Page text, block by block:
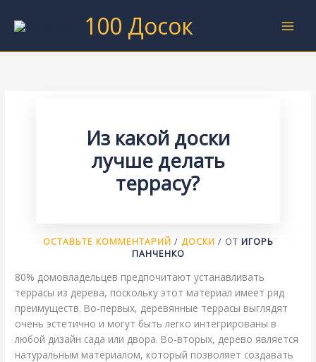
100 Досок
Из какой доски
лучше делать
террасу?
ОСТАВЬТЕ КОММЕНТАРИЙ / ДОСКИ / ОТ ИГОРЬ
ПАНЧЕНКО
80% домовладельцев предпочитают устанавливать
террасы из дерева, поскольку этот материал имеет ряд
преимуществ. Во-первых, деревянные террасы выглядят
очень эстетично и могут быть легко интегрированы в
любой дизайн сада или двора. Во-вторых, дерево является
натуральным материалом, который позволяет создавать